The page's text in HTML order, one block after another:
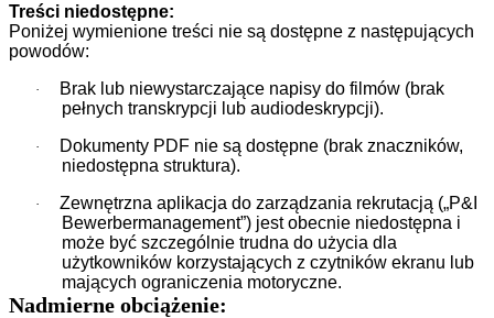
Treści niedostępne:
Poniżej wymienione treści nie są dostępne z następujących
powodów:
·
Brak lub niewystarczające napisy do filmów (brak
pełnych transkrypcji lub audiodeskrypcji).
·
Dokumenty PDF nie są dostępne (brak znaczników,
niedostępna struktura).
·
Zewnętrzna aplikacja do zarządzania rekrutacją („P&I
Bewerbermanagement”) jest obecnie niedostępna i
może być szczególnie trudna do użycia dla
użytkowników korzystających z czytników ekranu lub
mających ograniczenia motoryczne.
Nadmierne obciążenie: